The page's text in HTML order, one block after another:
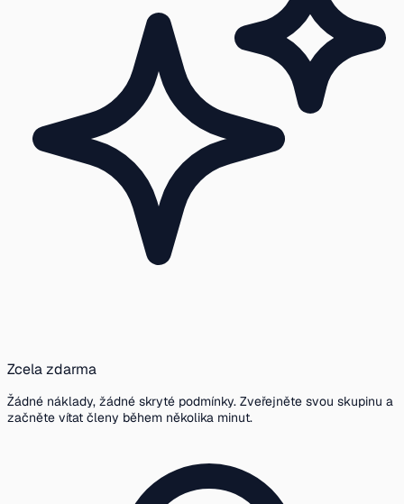
Zcela zdarma
Žádné náklady, žádné skryté podmínky. Zveřejněte svou skupinu a
začněte vítat členy během několika minut.